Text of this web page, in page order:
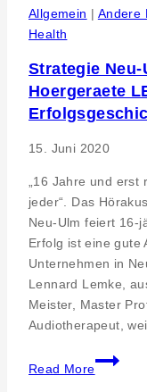
Allgemein | Andere
Health
Strategie
Hoergeraete
15. Juni 2020
„16 Jahre und
jeder“. Das
Neu-Ulm feiert 16-
Erfolg ist eine gute
Unternehmen in
Lennard Lemke,
Meister, Master
Audiotherapeut,
Read More
Strategie
Neu-